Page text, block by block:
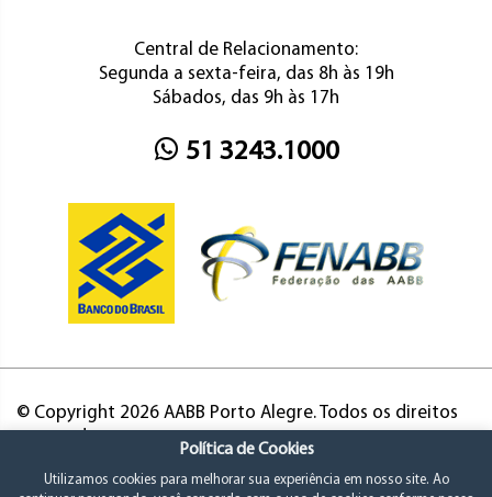
Central de Relacionamento:
Segunda a sexta-feira, das 8h às 19h
Sábados, das 9h às 17h
51 3243.1000
© Copyright 2026 AABB Porto Alegre. Todos os direitos
Política de Cookies
Utilizamos cookies para melhorar sua experiência em nosso site. Ao